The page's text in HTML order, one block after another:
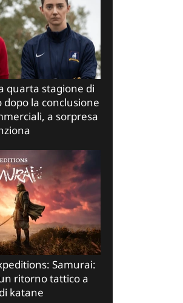
quarta stagione di
dopo la conclusione
a sorpresa
Samurai:
ritorno tattico a
katane